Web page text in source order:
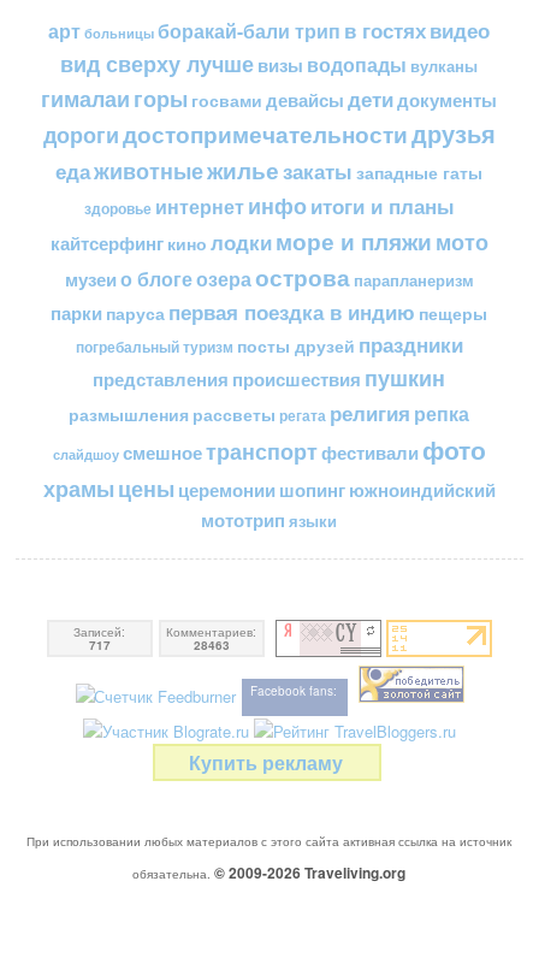
арт больницы боракай-бали трип в гостяхвидео
вид сверху лучшевизы водопады вулканы
гималаи горы госвами девайсы детидокументы
дорогидостопримечательностидрузья
едаживотныежильезакаты западные гаты
здоровье интернетинфоитоги и планы
кайтсерфинг кино лодкиморе и пляжимото
музеи о блогеозераострова парапланеризм
парки паруса первая поездка в индию пещеры
погребальный туризм посты друзей праздники
представления происшествия пушкин
размышления рассветы регата религия репка
слайдшоу смешноетранспортфестивали фото
храмы цены церемонии шопингюжноиндийский
мототрип языки
Записей:
717
Комментариев:
28463
Facebook fans:
Купить рекламу
При использовании любых материалов с этого сайта активная ссылка на источник
обязательна. © 2009-2026Traveliving.org